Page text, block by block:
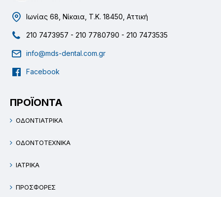
Ιωνίας 68, Νίκαια, Τ.Κ. 18450, Αττική
210 7473957 - 210 7780790 - 210 7473535
info@mds-dental.com.gr
Facebook
ΠΡΟΪΟΝΤΑ
ΟΔΟΝΤΙΑΤΡΙΚΑ
ΟΔΟΝΤΟΤΕΧΝΙΚΑ
ΙΑΤΡΙΚΑ
ΠΡΟΣΦΟΡΕΣ